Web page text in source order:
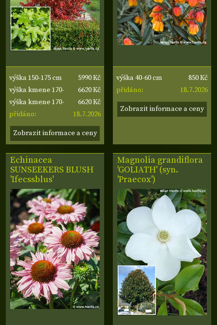
výška 150-175 cm
5990 Kč
výška kmene 170-
180 cm, obvod
kmene 14-16 cm
6620 Kč
výška kmene 170-
180 cm, obvod
kmene 14-16 cm
6620 Kč
přidáno:
18.7.2026
Zobrazit informace a ceny
výška 40-60 cm
850 Kč
přidáno:
18.7.2026
Zobrazit informace a ceny
Echinacea
SUNSEEKERS BLUSH
'Ifecssblus'
Magnolia grandiflora
'GOLIATH' (syn.
'Praecox')